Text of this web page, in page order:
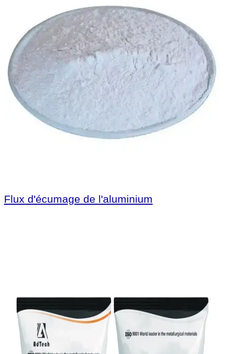
Flux d'écumage de l'aluminium